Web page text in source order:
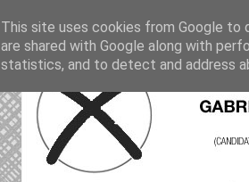
This site uses cookies from Google to
are shared with Google along with
statistics, and to detect and address